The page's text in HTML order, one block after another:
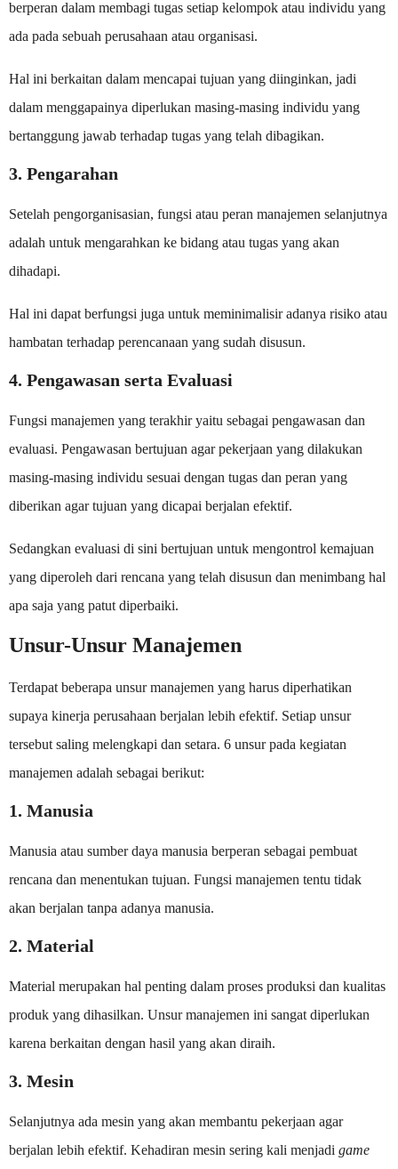
berperan dalam membagi tugas setiap kelompok atau individu yang
ada pada sebuah perusahaan atau organisasi.
Hal ini berkaitan dalam mencapai tujuan yang diinginkan, jadi
dalam menggapainya diperlukan masing-masing individu yang
bertanggung jawab terhadap tugas yang telah dibagikan.
3. Pengarahan
Setelah pengorganisasian, fungsi atau peran manajemen selanjutnya
adalah untuk mengarahkan ke bidang atau tugas yang akan
dihadapi.
Hal ini dapat berfungsi juga untuk meminimalisir adanya risiko atau
hambatan terhadap perencanaan yang sudah disusun.
4. Pengawasan serta Evaluasi
Fungsi manajemen yang terakhir yaitu sebagai pengawasan dan
evaluasi. Pengawasan bertujuan agar pekerjaan yang dilakukan
masing-masing individu sesuai dengan tugas dan peran yang
diberikan agar tujuan yang dicapai berjalan efektif.
Sedangkan evaluasi di sini bertujuan untuk mengontrol kemajuan
yang diperoleh dari rencana yang telah disusun dan menimbang hal
apa saja yang patut diperbaiki.
Unsur-Unsur Manajemen
Terdapat beberapa unsur manajemen yang harus diperhatikan
supaya kinerja perusahaan berjalan lebih efektif. Setiap unsur
tersebut saling melengkapi dan setara. 6 unsur pada kegiatan
manajemen adalah sebagai berikut:
1. Manusia
Manusia atau sumber daya manusia berperan sebagai pembuat
rencana dan menentukan tujuan. Fungsi manajemen tentu tidak
akan berjalan tanpa adanya manusia.
2. Material
Material merupakan hal penting dalam proses produksi dan kualitas
produk yang dihasilkan. Unsur manajemen ini sangat diperlukan
karena berkaitan dengan hasil yang akan diraih.
3. Mesin
Selanjutnya ada mesin yang akan membantu pekerjaan agar
berjalan lebih efektif. Kehadiran mesin sering kali menjadi game